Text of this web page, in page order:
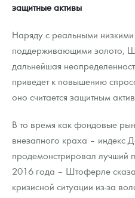
защитные активы
Наряду с реальными низкими
поддерживающими золото,
дальнейшая
приведет к повышению
оно считается защитным
В то время как фондовые
внезапного краха – индекс
продемонстрировал лучший
2016 года – Штоферле
кризисной ситуации из-за